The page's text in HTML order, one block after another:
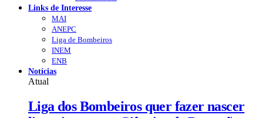
Links de Interesse
MAI
ANEPC
Liga de Bombeiros
INEM
ENB
Notícias
Atual
Liga dos Bombeiros quer fazer nascer